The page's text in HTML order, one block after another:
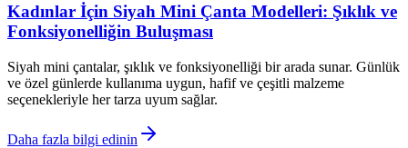
Kadınlar İçin Siyah Mini Çanta Modelleri: Şıklık ve
Fonksiyonelliğin Buluşması
Siyah mini çantalar, şıklık ve fonksiyonelliği bir arada sunar. Günlük
ve özel günlerde kullanıma uygun, hafif ve çeşitli malzeme
seçenekleriyle her tarza uyum sağlar.
Daha fazla bilgi edinin